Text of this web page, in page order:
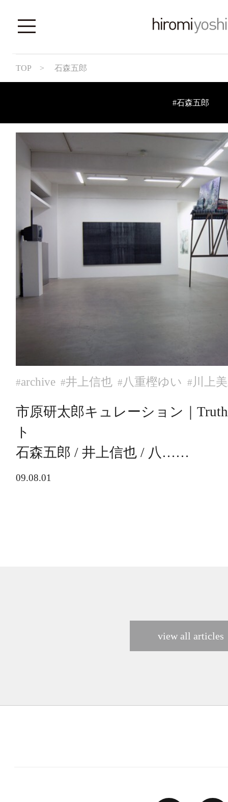
TOP > 石森五郎
#石森五郎
#archive #井上信也 #八重樫ゆい # 川上
市原研太郎キュレーション｜
ト
石森五郎 / 井上信也 / 八……
09.08.01
view all articles